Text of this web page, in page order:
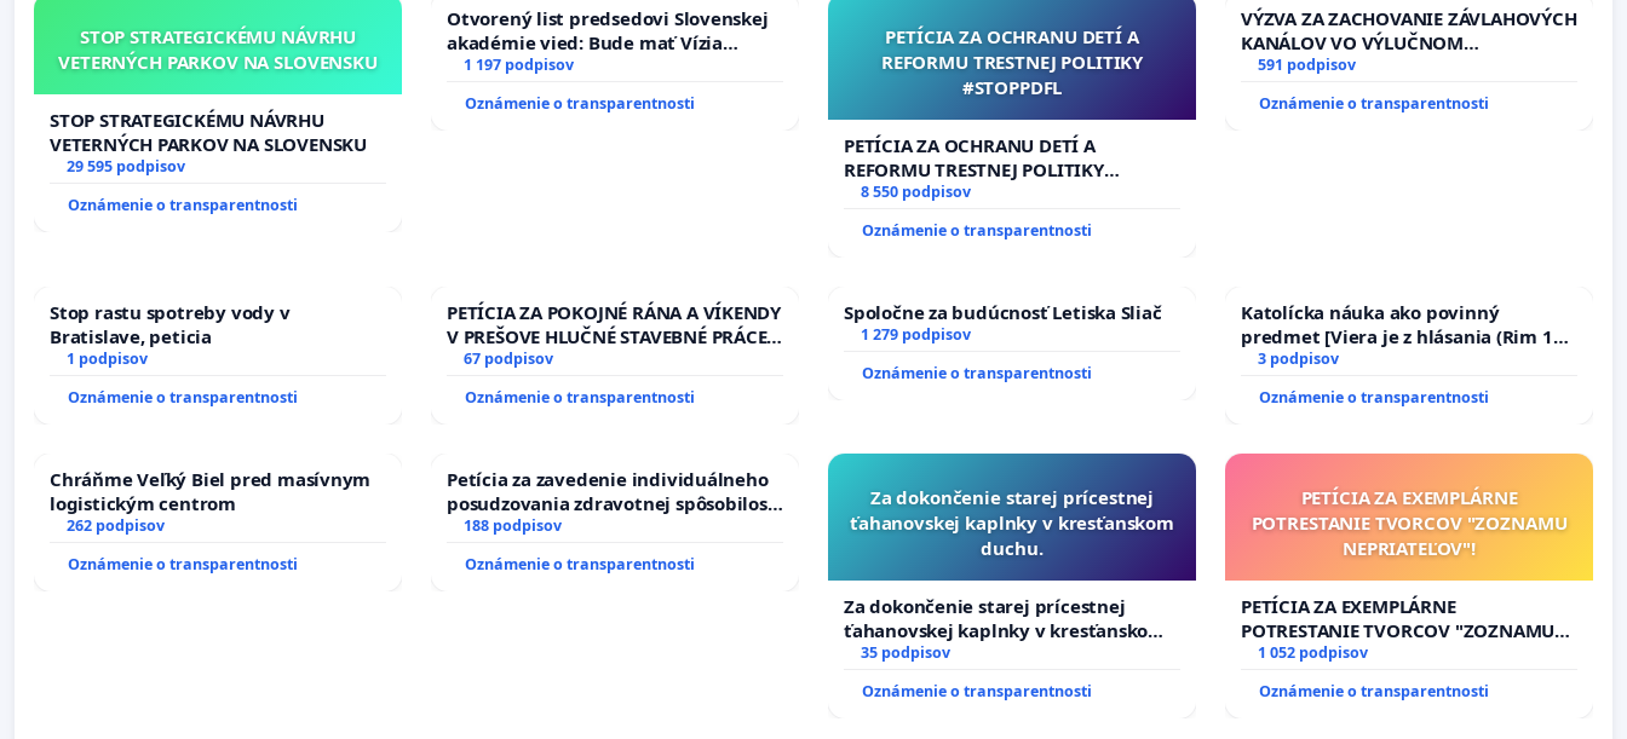
STOP STRATEGICKÉMU NÁVRHU
VETERNÝCH PARKOV NA SLOVENSKU
STOP STRATEGICKÉMU NÁVRHU
VETERNÝCH PARKOV NA SLOVENSKU
29 595 podpisov
Oznámenie o transparentnosti
Otvorený list predsedovi Slovenskej
akadémie vied: Bude mať Vízia
Slovenska 2040 mravnú chrbticu?
1 197 podpisov
Oznámenie o transparentnosti
PETÍCIA ZA OCHRANU DETÍ A
REFORMU TRESTNEJ POLITIKY
#STOPPDFL
PETÍCIA ZA OCHRANU DETÍ A
REFORMU TRESTNEJ POLITIKY
#STOPPDFL
8 550 podpisov
Oznámenie o transparentnosti
VÝZVA ZA ZACHOVANIE ZÁVLAHOVÝCH
KANÁLOV VO VÝLUČNOM
VLASTNÍCTVE A POD KONTROLOU
SLOVENSKEJ REPUBLIKY & žiadosť na
riešenie zanedbaného stavu
591 podpisov
Oznámenie o transparentnosti
Stop rastu spotreby vody v
Bratislave, peticia
1 podpisov
Oznámenie o transparentnosti
PETÍCIA ZA POKOJNÉ RÁNA A VÍKENDY
V PREŠOVE HLUČNÉ STAVEBNÉ PRÁCE
V SOBOTU LEN OD 9.00 DO 13.00
HOD., CEZ PRACOVNÝ TÝŽDEŇ CIEĽ
8.00 – 18.00 HOD. A PRAVIDELNÁ
67 podpisov
Oznámenie o transparentnosti
Spoločne za budúcnosť Letiska Sliač
1 279 podpisov
Oznámenie o transparentnosti
Katolícka náuka ako povinný
predmet [Viera je z hlásania (Rim 10,
17)]
3 podpisov
Oznámenie o transparentnosti
Chráňme Veľký Biel pred masívnym
logistickým centrom
262 podpisov
Oznámenie o transparentnosti
Petícia za zavedenie individuálneho
posudzovania zdravotnej spôsobilosti
osôb s diabetom 1. a 2. typu pri
prijímaní do Policajného zboru SR
188 podpisov
Oznámenie o transparentnosti
Za dokončenie starej prícestnej
ťahanovskej kaplnky v kresťanskom
duchu.
Za dokončenie starej prícestnej
ťahanovskej kaplnky v kresťanskom
duchu.
35 podpisov
Oznámenie o transparentnosti
PETÍCIA ZA EXEMPLÁRNE
POTRESTANIE TVORCOV "ZOZNAMU
NEPRIATEĽOV"!
PETÍCIA ZA EXEMPLÁRNE
POTRESTANIE TVORCOV "ZOZNAMU
NEPRIATEĽOV"!
1 052 podpisov
Oznámenie o transparentnosti